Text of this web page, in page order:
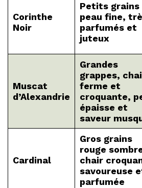
Corinthe
Noir
Petits grains
peau fine,
parfumés et
juteux
Muscat
d’Alexandrie
Grandes
grappes,
ferme et
croquante,
épaisse et
saveur
Cardinal
Gros grains
rouge
chair
savoureuse
parfumée